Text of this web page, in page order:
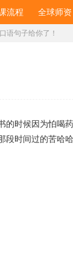
流程 全球师资
语句子给你了！
的时候因为怕喝
时间过的苦哈